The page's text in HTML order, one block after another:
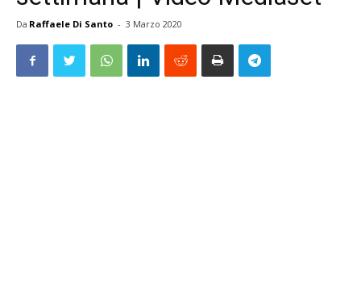
Da Raffaele Di Santo - 3 Marzo 2020